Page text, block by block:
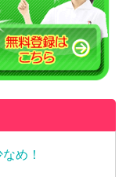
め！